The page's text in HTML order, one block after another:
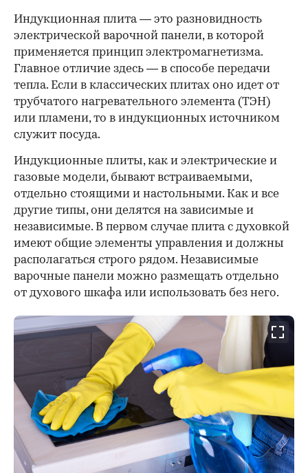
Индукционная плита — это разновидность
электрической варочной панели, в которой
применяется принцип электромагнетизма.
Главное отличие здесь — в способе передачи
тепла. Если в классических плитах оно идет от
трубчатого нагревательного элемента (ТЭН)
или пламени, то в индукционных источником
служит посуда.
Индукционные плиты, как и электрические и
газовые модели, бывают встраиваемыми,
отдельно стоящими и настольными. Как и все
другие типы, они делятся на зависимые и
независимые. В первом случае плита с духовкой
имеют общие элементы управления и должны
располагаться строго рядом. Независимые
варочные панели можно размещать отдельно
от духового шкафа или использовать без него.